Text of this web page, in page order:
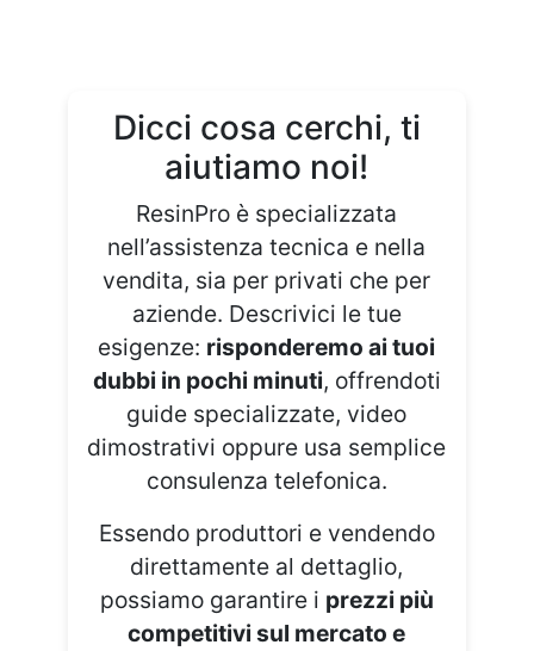
Dicci cosa cerchi, ti
aiutiamo noi!
ResinPro è specializzata
nell’assistenza tecnica e nella
vendita, sia per privati che per
aziende. Descrivici le tue
esigenze: risponderemo ai tuoi
dubbi in pochi minuti, offrendoti
guide specializzate, video
dimostrativi oppure usa semplice
consulenza telefonica.
Essendo produttori e vendendo
direttamente al dettaglio,
possiamo garantire i prezzi più
competitivi sul mercato e